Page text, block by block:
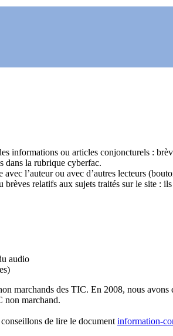
informations ou articles conjoncturels :
dans la rubrique cyberfac.
l’auteur ou avec d’autres lecteurs
brèves relatifs aux sujets traités sur le site :
audio
)
marchands des TIC. En 2008, nous
non marchand.
de lire le document information-